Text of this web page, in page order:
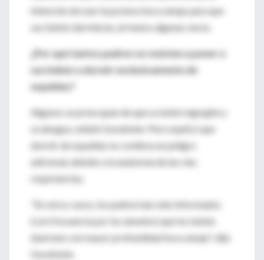
intención de usar la postura boca abajo para que
sus bebés durmieran, al menos algunas veces.
¿Por qué tantos padres se resisten a poner a
sus bebés a dormir exclusivamente de
espaldas?
Algunos se preocupan de que su bebé regurgite y
se ahogue, señaló Goodstein. Pero explicó que
dormir de espaldas no conlleva un peligro
adicional, debido a la anatomía de las vías
respiratorias.
"En otros casos, los padres han sido informados
(con frecuencia por los abuelos) que los bebés
duermen con mayor profundidad boca abajo", dijo
Goodstein.